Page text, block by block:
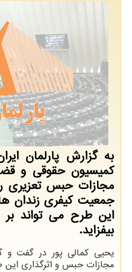
به گزارش پارلمان
كمیسیون حقوقی و
مجازات حبس تعزیری
جمعیت كیفری زندان
این طرح می تواند
بیفزاید.
یحیی كمالی پور در گفت و گو
مجازات حبس و اثرگذاری